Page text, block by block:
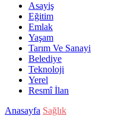
Asayiş
Eğitim
Emlak
Yaşam
Tarım Ve Sanayi
Belediye
Teknoloji
Yerel
Resmî İlan
Anasayfa Sağlık